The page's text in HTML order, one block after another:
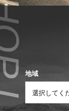
地域